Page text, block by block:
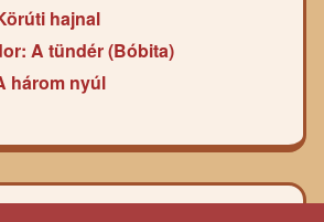
hajnal
A tündér (Bóbita)
három nyúl